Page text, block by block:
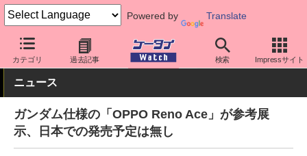
Powered by Translate
カテゴリ 過去記事 検索 Impressサイト
ケータイ Watch OS Android OPPO
ニュース
ガンダム仕様の「OPPO Reno Ace」が参考展
示、日本での発売予定は無し